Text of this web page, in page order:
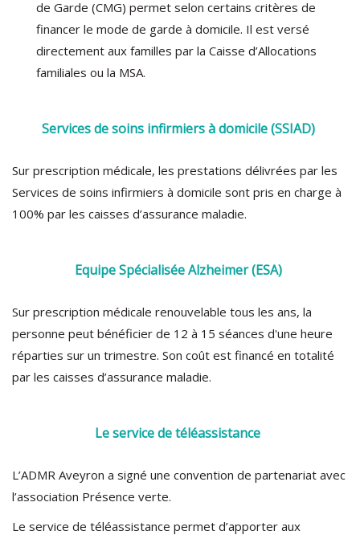
de Garde (CMG) permet selon certains critères de
financer le mode de garde à domicile. Il est versé
directement aux familles par la Caisse d’Allocations
familiales ou la MSA.
Services de soins infirmiers à domicile (SSIAD)
Sur prescription médicale, les prestations délivrées par les
Services de soins infirmiers à domicile sont pris en charge à
100% par les caisses d’assurance maladie.
Equipe Spécialisée Alzheimer (ESA)
Sur prescription médicale renouvelable tous les ans, la
personne peut bénéficier de 12 à 15 séances d'une heure
réparties sur un trimestre. Son coût est financé en totalité
par les caisses d’assurance maladie.
Le service de téléassistance
L’ADMR Aveyron a signé une convention de partenariat avec
l’association Présence verte.
Le service de téléassistance permet d’apporter aux